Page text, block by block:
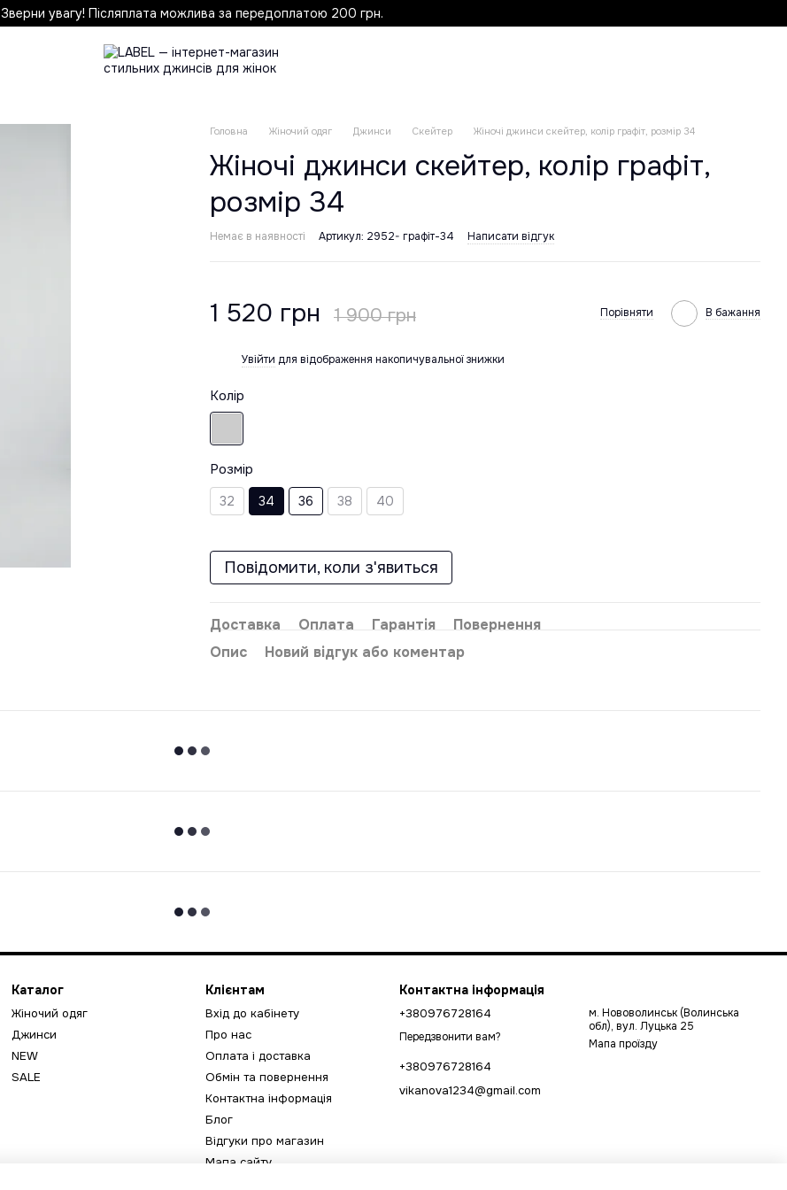
Зверни увагу! Післяплата можлива за передоплатою 200 грн.
Головна Жіночий одяг Джинси Скейтер Жіночі джинси скейтер, колір графіт, розмір 34
Жіночі джинси скейтер, колір графіт,
розмір 34
Немає в наявності Артикул: 2952- графіт-34 Написати відгук
1 520 грн 1 900 грн Порівняти В бажання
Увійти для відображення накопичувальної знижки
Колір
Розмір
32 34 36 38 40
Повідомити, коли з'явиться
Доставка Оплата Гарантія
Повернення
Опис
Новий відгук або коментар
Каталог
Жіночий одяг
Джинси
NEW
SALE
Клієнтам
Вхід до кабінету
Про нас
Оплата і доставка
Обмін та повернення
Контактна інформація
Блог
Відгуки про магазин
Мапа сайту
Контактна інформація
+380976728164
Передзвонити вам?
+380976728164
vikanova1234@gmail.com
м. Нововолинськ (Волинська
обл), вул. Луцька 25
Мапа проїзду